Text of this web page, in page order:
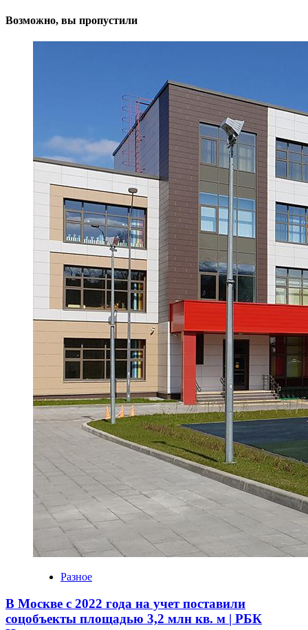
Возможно, вы пропустили
Разное
В Москве с 2022 года на учет поставили
соцобъекты площадью 3,2 млн кв. м | РБК